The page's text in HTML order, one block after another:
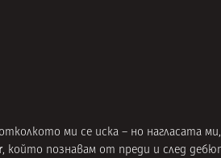
ми се иска – но нагласата
, който познавам от преди и след